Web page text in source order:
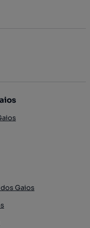
Gaios